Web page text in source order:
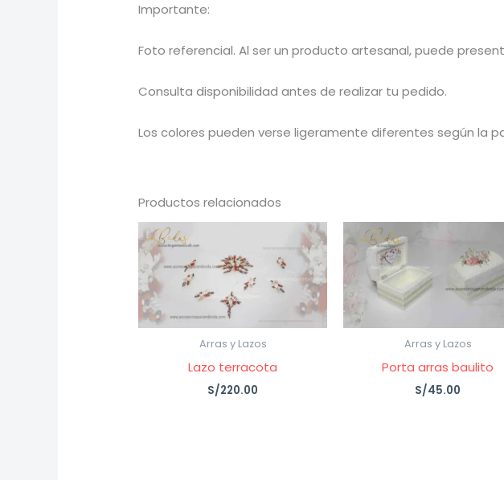
Importante:
Foto referencial. Al ser un producto artesanal, puede
Consulta disponibilidad antes de realizar tu pedido.
Los colores pueden verse ligeramente diferentes según la
Productos relacionados
Arras y Lazos
Lazo terracota
S/220.00
Arras y Lazos
Porta arras baulito
S/45.00